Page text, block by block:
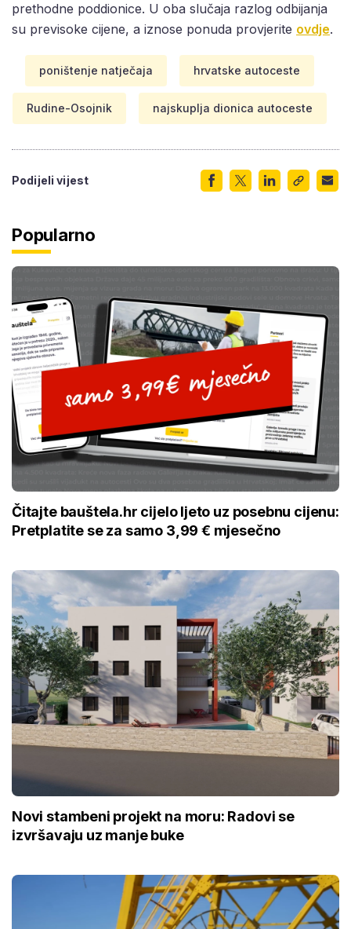
prethodne poddionice. U oba slučaja razlog odbijanja
su previsoke cijene, a iznose ponuda provjerite ovdje.
poništenje natječaja hrvatske autoceste
Rudine-Osojnik najskuplja dionica autoceste
Podijeli vijest
Popularno
Čitajte bauštela.hr cijelo ljeto uz posebnu cijenu:
Pretplatite se za samo 3,99 € mjesečno
Novi stambeni projekt na moru: Radovi se
izvršavaju uz manje buke